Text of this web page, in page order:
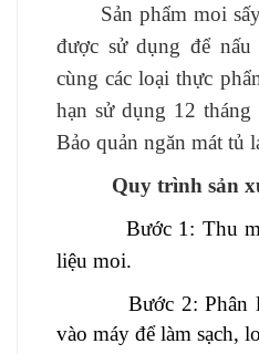
Sản phẩm moi
được sử dụng để nấu
cùng các loại thực
hạn sử dụng 12 tháng
Bảo quản ngăn mát tủ
Quy trình sản
Bước 1: Thu
liệu moi.
Bước 2: Phân
vào máy đểlàm sạch,